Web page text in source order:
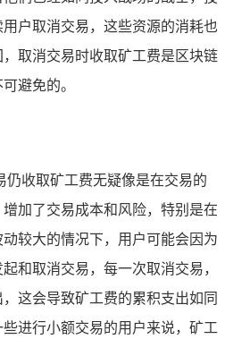
户取消交易，这些资源的消耗也
取消交易时收取矿工费是区块链
避免的。
仍收取矿工费无疑像是在交易的
加了交易成本和风险，特别是在
较大的情况下，用户可能会因为
和取消交易，每一次取消交易，
这会导致矿工费的累积支出如同
进行小额交易的用户来说，矿工